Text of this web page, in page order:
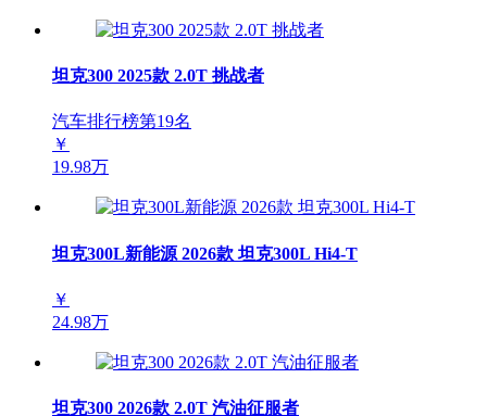
坦克300 2025款 2.0T 挑战者
汽车排行榜第19名
￥
19.98万
坦克300L新能源 2026款 坦克300L Hi4-T
￥
24.98万
坦克300 2026款 2.0T 汽油征服者